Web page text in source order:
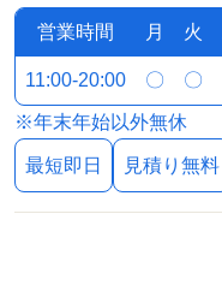
営業時間 月 火
11:00-20:00 〇 〇
※年末年始以外無休
最短即日 見積り無料